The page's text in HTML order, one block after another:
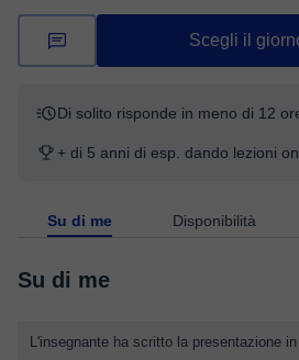
Scegli il
Di solito risponde in meno di 12
+ di 5 anni di esp. dando lezioni
Su di me Disponibilità
Su di me
L'insegnante ha scritto la presentazione